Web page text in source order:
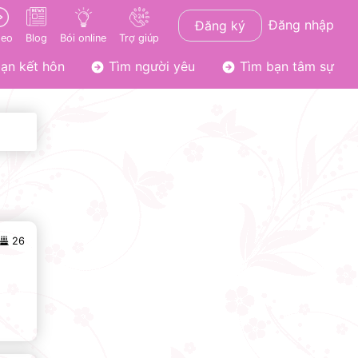
Blog Bói online Trợ giúp
Đăng ký Đăng nhập
kết hôn Tìm người yêu Tìm bạn tâm sự
26